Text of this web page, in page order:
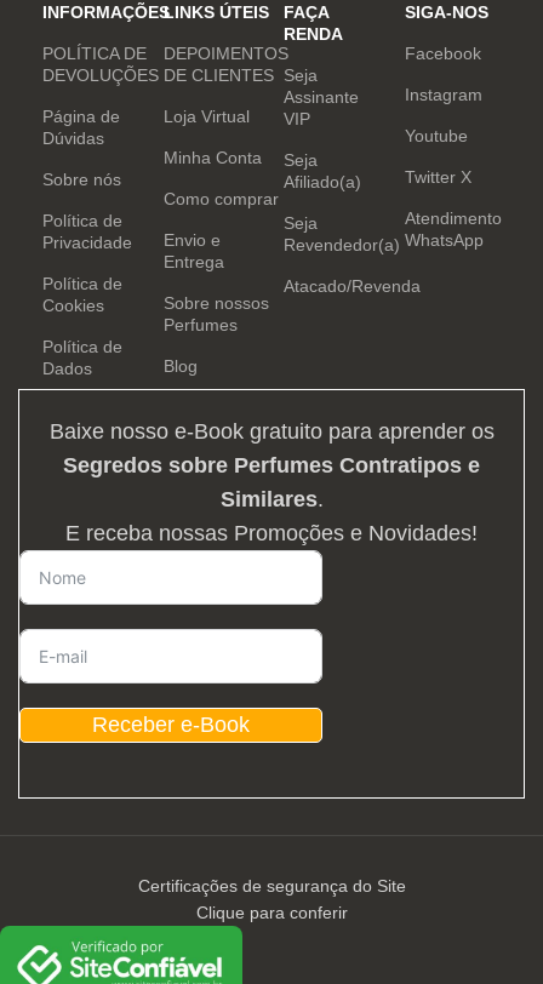
INFORMAÇÕES
POLÍTICA DE
DEVOLUÇÕES
Página de
Dúvidas
Sobre nós
Política de
Privacidade
Política de
Cookies
Política de
Dados
LINKS ÚTEIS
DEPOIMENTOS
DE CLIENTES
Loja Virtual
Minha Conta
Como comprar
Envio e
Entrega
Sobre nossos
Perfumes
Blog
FAÇA
RENDA
Seja
Assinante
VIP
Seja
Afiliado(a)
Seja
Revendedor(a)
Atacado/Revenda
SIGA-NOS
Facebook
Instagram
Youtube
Twitter X
Atendimento
WhatsApp
Baixe nosso e-Book gratuito para aprender os
Segredos sobre Perfumes Contratipos e
Similares.
E receba nossas Promoções e Novidades!
Receber e-Book
Certificações de segurança do Site
Clique para conferir